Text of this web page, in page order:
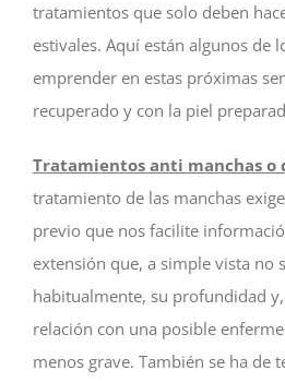
tratamientos que solo deben
estivales. Aquí están algunos de
emprender en estas próximas
recuperado y con la piel
Tratamientos anti manchas o
tratamiento de las manchas
previo que nos facilite
extensión que, a simple vista no
habitualmente, su profundidad
relación con una posible
menos grave. También se ha de